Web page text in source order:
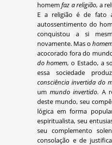
homemfaz a religião, a
E a religião é de fato
autossentimento do
conquistou a si
novamente. Mas o
acocorado fora do
do homem, o Estado, a
essa sociedade
consciência invertida do
ummundo invertido. A
deste mundo, seu
lógica em forma
espiritualista, seu
seu complemento
consolação e de